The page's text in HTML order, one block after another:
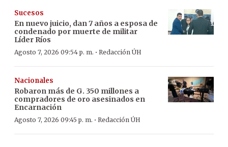
Sucesos
En nuevo juicio, dan 7 años a esposa de
condenado por muerte de militar
Líder Ríos
Agosto 7, 2026 09:54 p. m. · Redacción ÚH
Nacionales
Robaron más de G. 350 millones a
compradores de oro asesinados en
Encarnación
Agosto 7, 2026 09:45 p. m. · Redacción ÚH